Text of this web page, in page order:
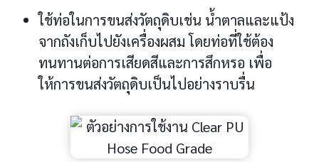
ใช้ท่อในการขนส่งวัตถุดิบเช่น น้ำตาลและแป้ง
จากถังเก็บไปยังเครื่องผสม โดยท่อที่ใช้ต้อง
ทนทานต่อการเสียดสีและการสึกหรอ เพื่อ
ให้การขนส่งวัตถุดิบเป็นไปอย่างราบรื่น